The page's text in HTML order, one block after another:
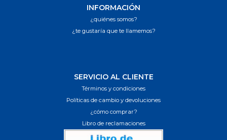
INFORMACIÓN
¿quiénes somos?
¿te gustaría que te llamemos?
SERVICIO AL CLIENTE
Términos y condiciones
Políticas de cambio y devoluciones
¿cómo comprar?
Libro de reclamaciones